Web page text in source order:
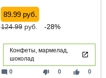
89.99 руб.
124.99руб. -28%
Конфеты, мармелад,
шоколад
thumb_down 0 thumb_up 0
mode_comment 0